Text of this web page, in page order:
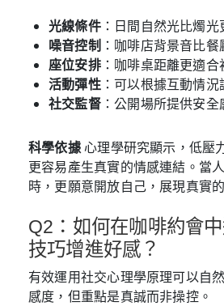
光線條件：日間自然光比燭光
噪音控制 ：咖啡店背景音比
座位安排：咖啡桌距離更適合
活動彈性：可以根據互動情況
社交監督：公開場所提供安
科學依據心理學研究顯示，低壓
更容易產生真實的情感連結。當
時，更願意開放自己，展現真實
Q2：如何在咖啡約會
技巧增進好感？
有效運用社交心理學原理可以自
感度，但重點是真誠而非操控。